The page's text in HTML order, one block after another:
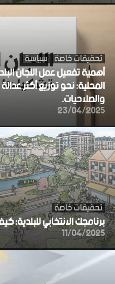
تحقيقات خاصة سياسة
أهمية تفعيل عمل اللجان
المحلية: نحو توزيع أكثر
والصلاحيات.
23/04/2025
تحقيقات خاصة
برنامجك الانتخابي للبلدية:
11/04/2025